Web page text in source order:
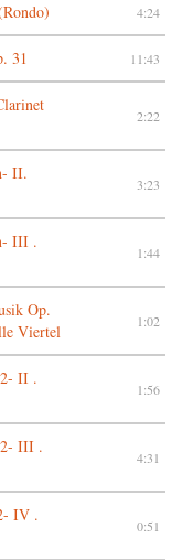
4:24
31 11:43
2:22
II.
3:23
III .
1:44
Op.
Viertel
1:02
II .
1:56
III .
4:31
IV .
0:51